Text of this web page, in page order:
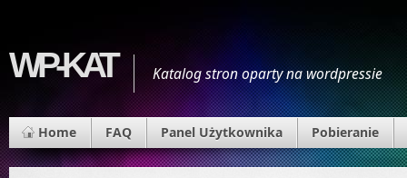
WP-KAT Katalog stron oparty na wordpressie
Home FAQ Panel Użytkownika Pobieranie